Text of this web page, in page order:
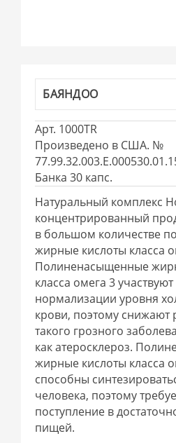
БАЯНДОО
Арт. 1000TR
Произведено в США. №
Банка 30 капс.
Натуральный комплекс
концентрированный
в большом количестве
жирные кислоты класса
Полиненасыщенные
класса омега 3
нормализации уровня
крови, поэтому снижают
такого грозного
как атеросклероз.
жирные кислоты класса
способны
человека, поэтому
поступление в
пищей.